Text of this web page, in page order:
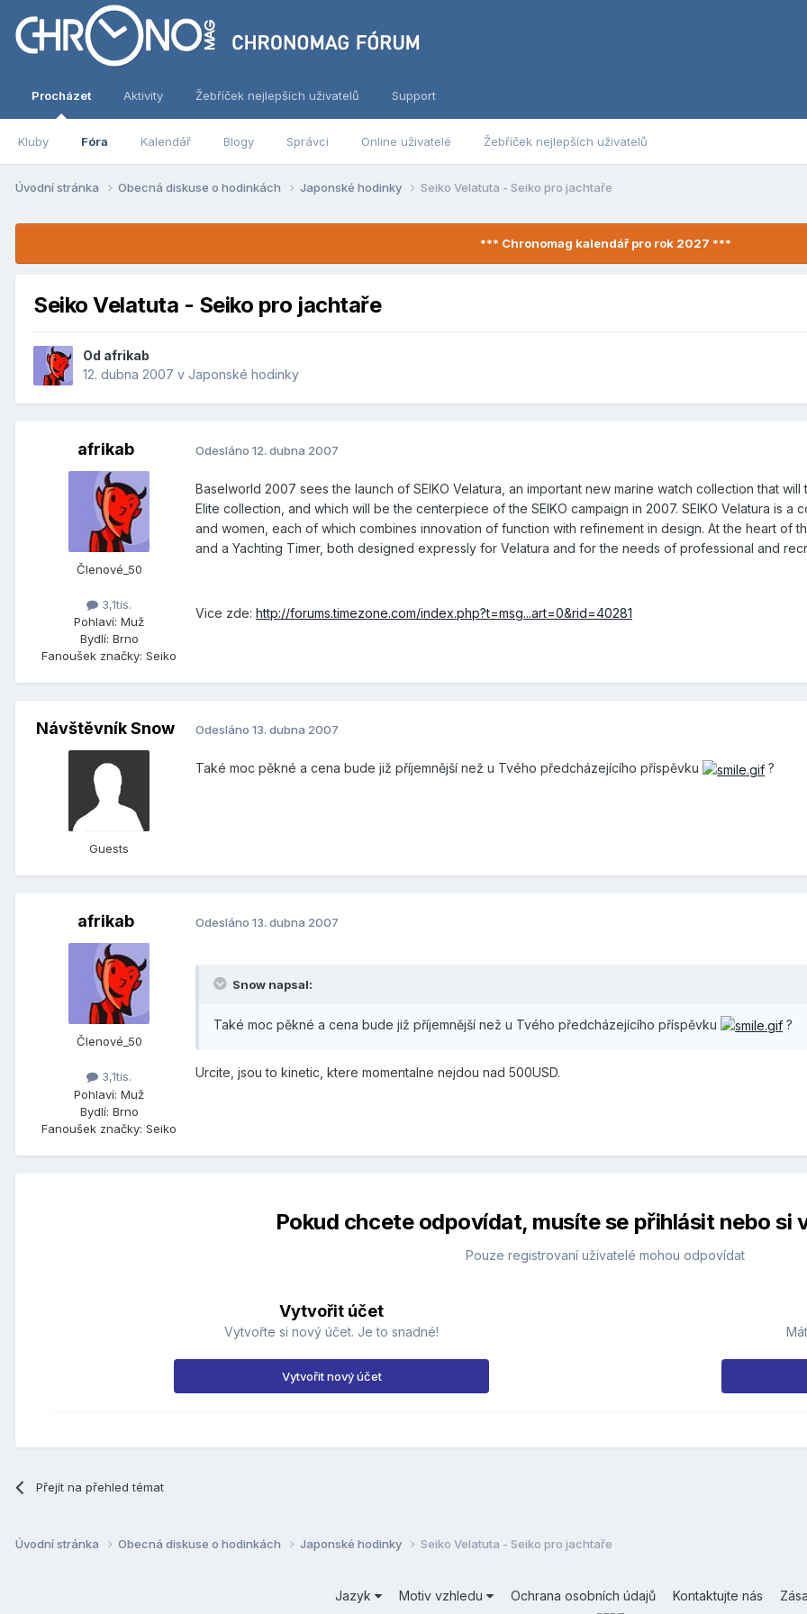
Procházet
Kluby Fóra Kalendář Blogy Správci Online uživatelé Žebříček nejlepších uživatelů
Aktivity Žebříček nejlepších uživatelů Support
Úvodní stránka Obecná diskuse o hodinkách Japonské hodinky Seiko Velatuta - Seiko pro jachtaře
*** Chronomag kalendář pro rok 2027 ***
Seiko Velatuta - Seiko pro jachtaře
Od afrikab
12. dubna 2007 v Japonské hodinky
afrikab
Členové_50
3,1tis.
Pohlaví: Muž
Bydlí: Brno
Fanoušek značky: Seiko
Odesláno 12. dubna 2007
Baselworld 2007 sees the launch of SEIKO Velatura, an important new marine watch collection that
Elite collection, and which will be the centerpiece of the SEIKO campaign in 2007. SEIKO Velatura is
and women, each of which combines innovation of function with refinement in design. At the heart of
and a Yachting Timer, both designed expressly for Velatura and for the needs of professional and
Vice zde: http://forums.timezone.com/index.php?t=msg...art=0&rid=40281
Návštěvník Snow
Guests
Odesláno 13. dubna 2007
Také moc pěkné a cena bude již příjemnější než u Tvého předcházejícího příspěvku ?
afrikab
Členové_50
3,1tis.
Pohlaví: Muž
Bydlí: Brno
Fanoušek značky: Seiko
Odesláno 13. dubna 2007
Snow napsal:
Také moc pěkné a cena bude již příjemnější než u Tvého předcházejícího příspěvku ?
Urcite, jsou to kinetic, ktere momentalne nejdou nad 500USD.
Pokud chcete odpovídat, musíte se přihlásit nebo si
Pouze registrovaní uživatelé mohou odpovídat
Vytvořit účet
Vytvořte si nový účet. Je to snadné!
Vytvořit nový účet
Přejít na přehled témat
Úvodní stránka Obecná diskuse o hodinkách Japonské hodinky Seiko Velatuta - Seiko pro jachtaře
Jazyk Motiv vzhledu Ochrana osobních údajů Kontaktujte nás